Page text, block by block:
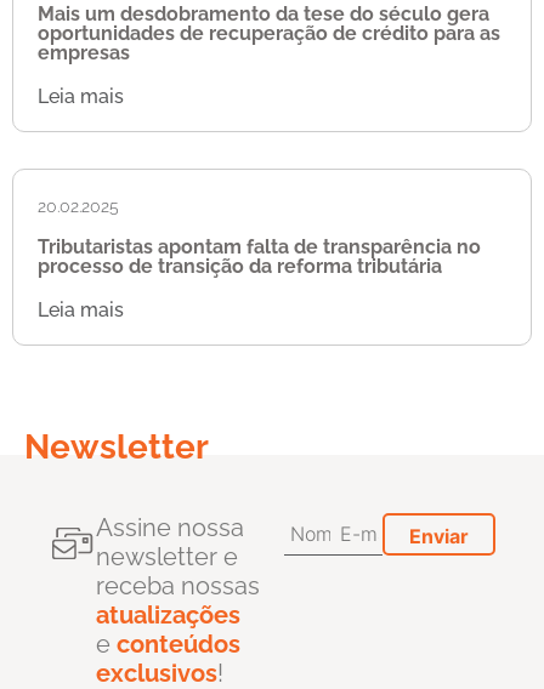
Mais um desdobramento da tese do século gera
oportunidades de recuperação de crédito para as
empresas
Leia mais
20.02.2025
Tributaristas apontam falta de transparência no
processo de transição da reforma tributária
Leia mais
Newsletter
Assine nossa
newsletter e
receba nossas
atualizações
e conteúdos
exclusivos!